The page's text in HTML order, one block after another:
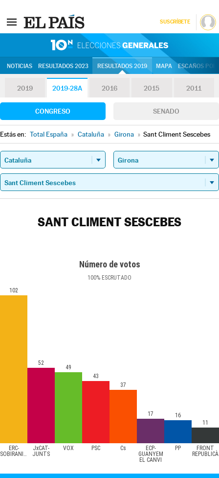
SUSCRÍBETE
NOTICIAS RESULTADOS 2023 RESULTADOS 2019 MAPA ESCAÑOS
2019 2019-28A 2016 2015 2011
CONGRESO SENADO
Estás en: Total España » Cataluña » Girona » Sant Climent Sescebes
SANT CLIMENT SESCEBES
Número de votos
100% ESCRUTADO
ERC-
SOBIRANISTES
JxCAT-
JUNTS
VOX PSC Cs
ECP-
GUANYEM
EL CANVI
PP
FRONT
REPUBLICÀ
102
52
49
43
37
17
16
11